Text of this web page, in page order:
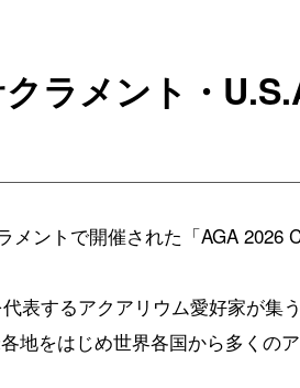
ラメント・
ントで開催された「AGA 2026
表するアクアリウム愛好家が集
地をはじめ世界各国から多くの